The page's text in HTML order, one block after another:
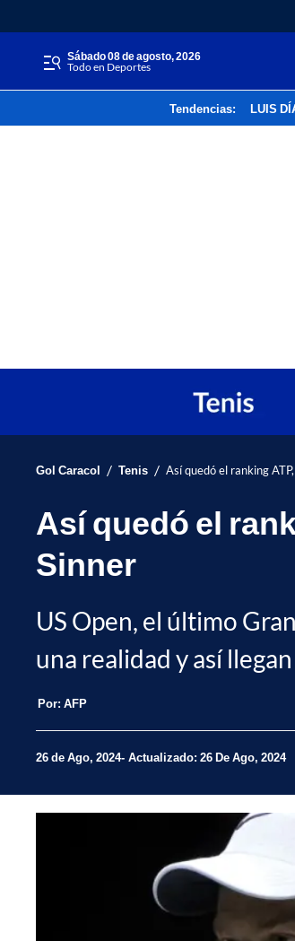
sábado 08 de agosto, 2026
Todo en Deportes
Tendencias: LUIS
Gol Caracol / Tenis / Así quedó el ranking
Así quedó el
Sinner
US Open, el último
una realidad y así
Por: AFP
26 de Ago, 2024 Actualizado: 26 De Ago, 2024